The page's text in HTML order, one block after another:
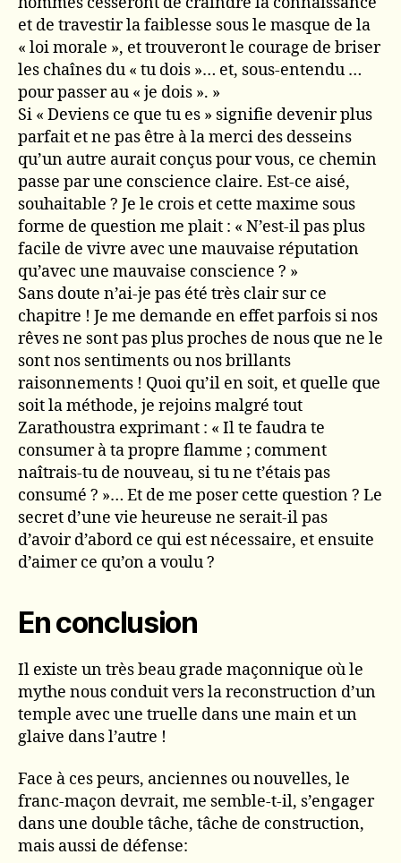
et de travestir la faiblesse sous le masque de la
« loi morale », et trouveront le courage de briser
les chaînes du « tu dois »… et, sous-entendu …
pour passer au « je dois ». »
Si « Deviens ce que tu es » signifie devenir plus
parfait et ne pas être à la merci des desseins
qu’un autre aurait conçus pour vous, ce chemin
passe par une conscience claire. Est-ce aisé,
souhaitable ? Je le crois et cette maxime sous
forme de question me plait : « N’est-il pas plus
facile de vivre avec une mauvaise réputation
qu’avec une mauvaise conscience ? »
Sans doute n’ai-je pas été très clair sur ce
chapitre ! Je me demande en effet parfois si nos
rêves ne sont pas plus proches de nous que ne le
sont nos sentiments ou nos brillants
raisonnements ! Quoi qu’il en soit, et quelle que
soit la méthode, je rejoins malgré tout
Zarathoustra exprimant : « Il te faudra te
consumer à ta propre flamme ; comment
naîtrais-tu de nouveau, si tu ne t’étais pas
consumé ? »… Et de me poser cette question ? Le
secret d’une vie heureuse ne serait-il pas
d’avoir d’abord ce qui est nécessaire, et ensuite
d’aimer ce qu’on a voulu ?
En conclusion
Il existe un très beau grade maçonnique où le
mythe nous conduit vers la reconstruction d’un
temple avec une truelle dans une main et un
glaive dans l’autre !
Face à ces peurs, anciennes ou nouvelles, le
franc-maçon devrait, me semble-t-il, s’engager
dans une double tâche, tâche de construction,
mais aussi de défense: